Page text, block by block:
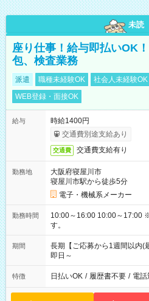
未読
座り仕事！給与即払いOK
包、検査業務
派遣 職種未経験OK 社会人未経験OK
WEB登録・面接OK
給与
時給1400円
交通費別途支給あり
交通費 交通費支給有り
勤務地
大阪府寝屋川市
寝屋川市駅から徒歩5分
電子・機械系メーカー
勤務時間
10:00～16:00 10:00～17:00 ※表記のうち実働5時間から6時間で
す。
期間
長期【ご応募から1週間以内(
即日～
特徴 日払いOK / 履歴書不要 / 電話